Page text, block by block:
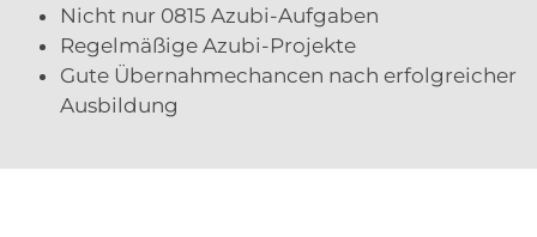
Nicht nur 0815 Azubi-Aufgaben
Regelmäßige Azubi-Projekte
Gute Übernahmechancen nach erfolgreicher
Ausbildung